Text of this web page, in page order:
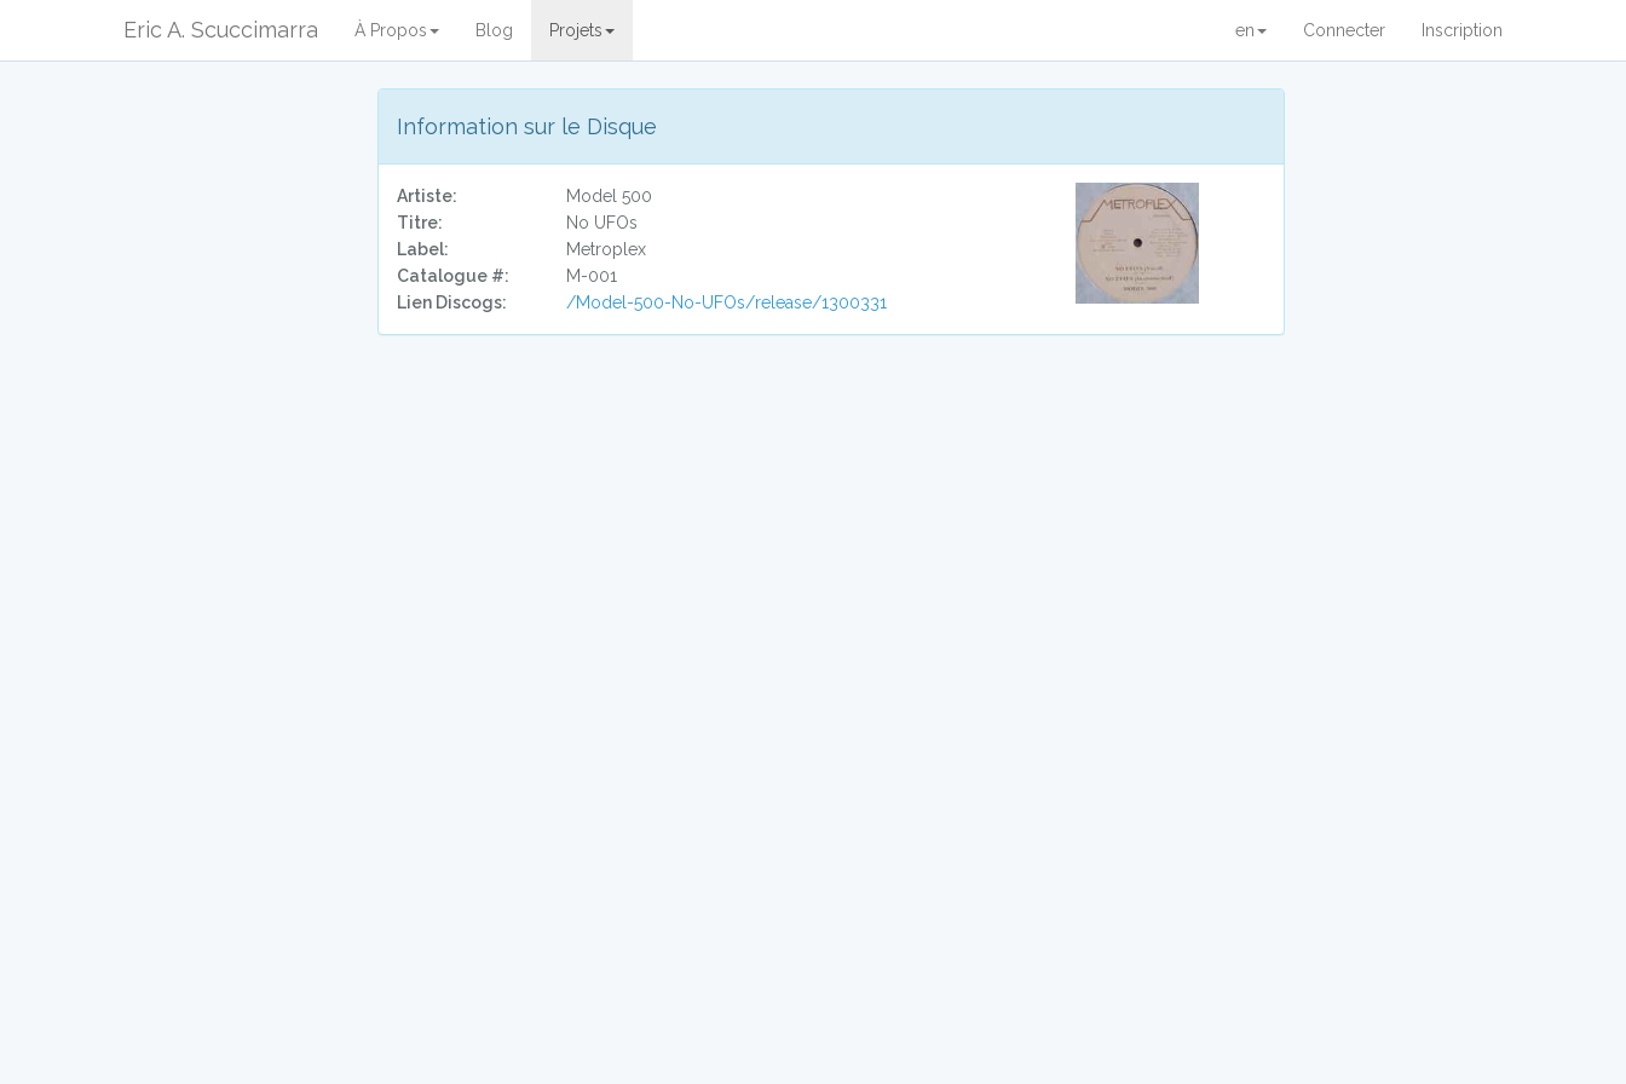
Eric A. Scuccimarra À Propos Blog Projets en Connecter Inscription
Information sur le Disque
Artiste:
Model 500
Titre:
No UFOs
Label:
Metroplex
Catalogue #:
M-001
Lien Discogs:
/Model-500-No-UFOs/release/1300331